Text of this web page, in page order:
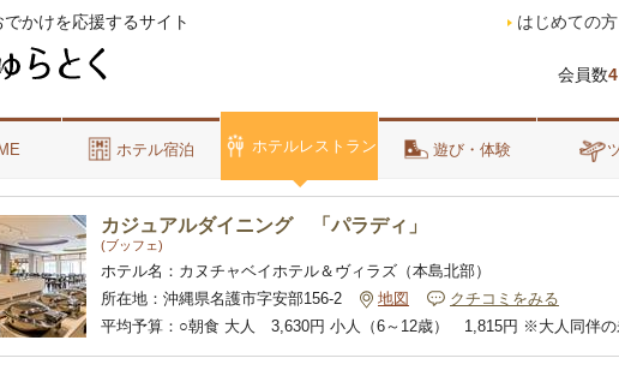
かけを応援するサイト
会員数
はじめての方
ホテル宿泊 ホテルレストラン 遊び・体験
カジュアルダイニング 「パラディ」
(ブッフェ)
ホテル名： カヌチャベイホテル＆ヴィラズ（本島北部）
所在地： 沖縄県名護市字安部156-2 地図
クチコミをみる
平均予算： ○朝食 大人 3,630円 小人（6～12歳） 1,815円 ※大人同伴の